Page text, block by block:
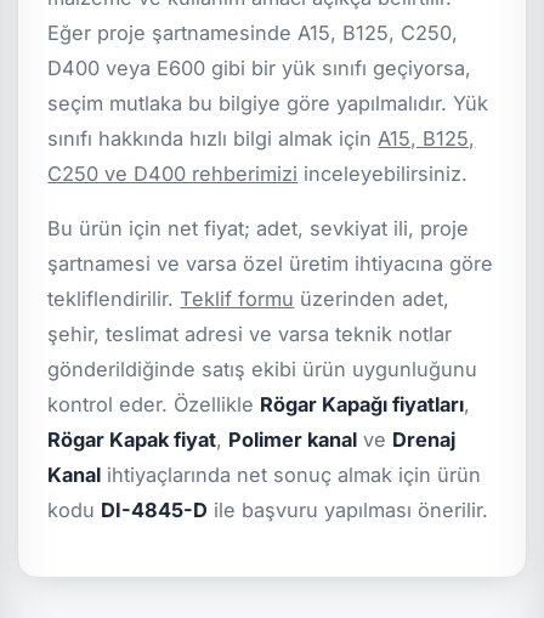
Eğer proje şartnamesinde A15, B125, C250,
D400 veya E600 gibi bir yük sınıfı geçiyorsa,
seçim mutlaka bu bilgiye göre yapılmalıdır. Yük
sınıfı hakkında hızlı bilgi almak içinA15, B125,
C250 ve D400 rehberimizi inceleyebilirsiniz.
Bu ürün için net fiyat; adet, sevkiyat ili, proje
şartnamesi ve varsa özel üretim ihtiyacına göre
tekliflendirilir.Teklif formu üzerinden adet,
şehir, teslimat adresi ve varsa teknik notlar
gönderildiğinde satış ekibi ürün uygunluğunu
kontrol eder. Özellikle Rögar Kapağı fiyatları,
Rögar Kapak fiyat, Polimer kanal ve Drenaj
Kanal ihtiyaçlarında net sonuç almak için ürün
kodu DI-4845-D ile başvuru yapılması önerilir.